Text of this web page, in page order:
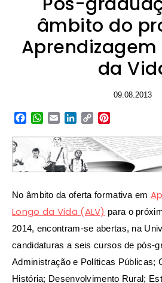
âmbito do
Aprendizagem
da
09.08.2013
Facebook
WhatsApp
EmailLinkedIn
Copy
No âmbito da oferta formativa em
Longo da Vida (ALV) para o
2014, encontram-se abertas, na
candidaturas a seis cursos de pós-
Administração e Políticas Públicas;
História; Desenvolvimento Rural;